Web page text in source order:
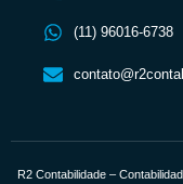
(11) 96016-6738
R2 Contabilidade –